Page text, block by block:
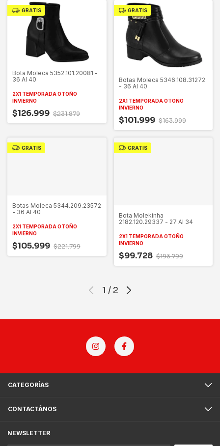
GRATIS
Bota Moleca 5352.101.20081 -
36 Al 40
2X1 TEMPORADA OTOÑO
INVIERNO
$126.999 $231.879
GRATIS
Botas Moleca 5346.108.31272
- 36 Al 40
2X1 TEMPORADA OTOÑO
INVIERNO
$101.999 $163.999
GRATIS
Botas Moleca 5344.209.23572
- 36 Al 40
2X1 TEMPORADA OTOÑO
INVIERNO
$105.999 $221.799
GRATIS
Bota Molekinha
2182.120.29337 - 27 Al 34
2X1 TEMPORADA OTOÑO
INVIERNO
$99.728 $193.799
1 / 2
CATEGORÍAS
CONTACTÁNOS
NEWSLETTER